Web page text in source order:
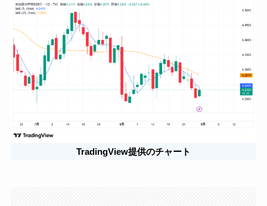
TradingView提供のチャート